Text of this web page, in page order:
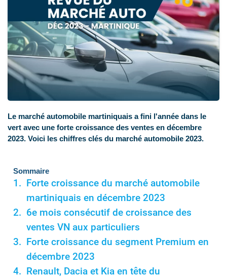
Le marché automobile martiniquais a fini l'année dans le
vert avec une forte croissance des ventes en décembre
2023. Voici les chiffres clés du marché automobile 2023.
Sommaire
Forte croissance du marché automobile
martiniquais en décembre 2023
6e mois consécutif de croissance des
ventes VN aux particuliers
Forte croissance du segment Premium en
décembre 2023
Renault, Dacia et Kia en tête du